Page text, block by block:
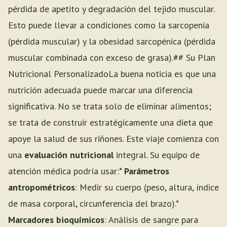
pérdida de apetito y degradación del tejido muscular.
Esto puede llevar a condiciones como la sarcopenia
(pérdida muscular) y la obesidad sarcopénica (pérdida
muscular combinada con exceso de grasa).## Su Plan
Nutricional PersonalizadoLa buena noticia es que una
nutrición adecuada puede marcar una diferencia
significativa. No se trata solo de eliminar alimentos;
se trata de construir estratégicamente una dieta que
apoye la salud de sus riñones. Este viaje comienza con
una evaluación nutricionalintegral. Su equipo de
atención médica podría usar:* Parámetros
antropométricos: Medir su cuerpo (peso, altura, índice
de masa corporal, circunferencia del brazo).*
Marcadores bioquímicos: Análisis de sangre para